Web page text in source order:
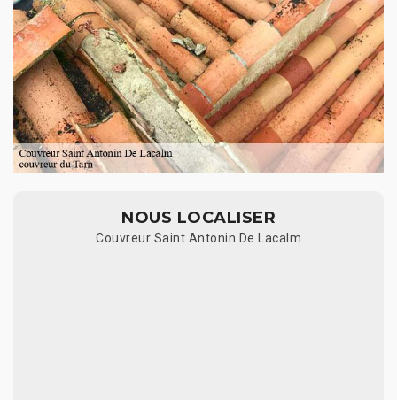
NOUS LOCALISER
Couvreur Saint Antonin De Lacalm